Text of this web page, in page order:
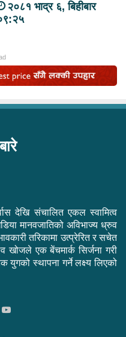
२०८१ भाद्र ६, बिहीबार
देखि संचालित एकल स्वामित्व
मानवजातिको अविभाज्य ध्रुव
तरिकामा उत्प्रेरित र सचेत
खोजले एक बेंचमार्क सिर्जना गरी
युगको स्थापना गर्ने लक्ष्य लिएको
YouTube